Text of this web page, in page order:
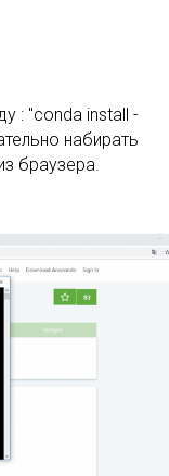
: "conda install -
набирать
браузера.